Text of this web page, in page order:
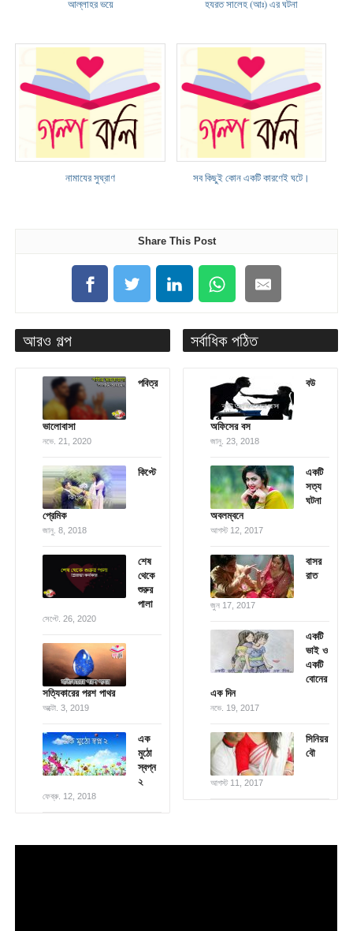
আল্লাহর ভয়ে হযরত সালেহ (আঃ) এর ঘটনা
নামাযের সুঘ্রাণ সব কিছুই কোন একটি কারণেই ঘটে।
Share This Post
আরও গল্প
পবিত্র
ভালোবাসা
নভে. 21, 2020
কিপ্টে
প্রেমিক
জানু. 8, 2018
শেষ
থেকে
শুরুর
পালা
সেপ্টে. 26, 2020
সত্যিকারের পরশ পাথর
অক্টো. 3, 2019
এক
মুঠো
স্বপ্ন
২
ফেব্রু. 12, 2018
সর্বাধিক পঠিত
বউ
অফিসের বস
জানু. 23, 2018
একটি
সত্য
ঘটনা
অবলম্বনে
আগস্ট 12, 2017
বাসর
রাত
জুন 17, 2017
একটি
ভাই ও
একটি
বোনের
এক দিন
নভে. 19, 2017
সিনিয়র
বৌ
আগস্ট 11, 2017